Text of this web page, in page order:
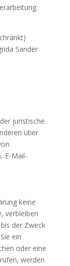
Sander
juristische
über
E-Mail-
keine
verbleiben
der Zweck
ein
oder eine
werden